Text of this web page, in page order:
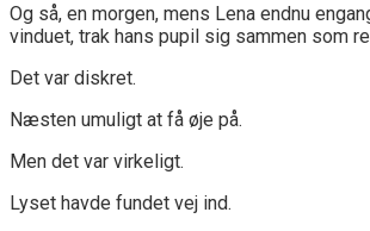
Og så, en morgen, mens Lena endnu
vinduet, trak hans pupil sig sammen som
Det var diskret.
Næsten umuligt at få øje på.
Men det var virkeligt.
Lyset havde fundet vej ind.